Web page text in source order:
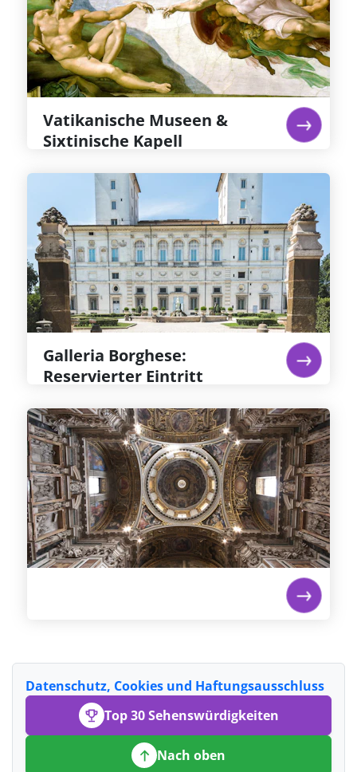
Vatikanische Museen &
Sixtinische Kapell
Michelangelos Fresken in der Sixtinischen
Kapelle gelten gemeinhin als das großartigste
jemals erschaffene Kunstwerk – sie allein sind
den Eintritt in die Sixtinische Kapelle und das
Ticket für die Vatikanischen Museen wert
Weiterlesen...
Galleria Borghese:
Reservierter Eintritt
Galleria Borghese: Reservierter
Eintritt
Villa & Galleria Borghese in Rom: einst
Privatsammlung von Kardinal Scipione
Borghese, dessen Büste dort zu sehen ist. Zu
sehen sind Caravaggios Hell-Dunkel-Gemälde
wie „Heiliger Hieronymus“ und „Junge mit
Früchtekorb“ sowie Berninis „David“.
Weiterlesen...
Weiterlesen...
Datenschutz, Cookies und Haftungsausschluss
Top 30 Sehenswürdigkeiten
Nach oben